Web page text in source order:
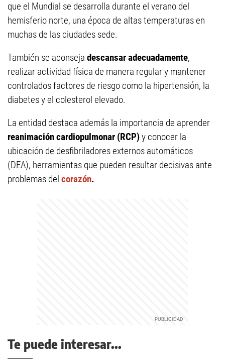
que el Mundial se desarrolla durante el verano del
hemisferio norte, una época de altas temperaturas en
muchas de las ciudades sede.
También se aconseja descansar adecuadamente,
realizar actividad física de manera regular y mantener
controlados factores de riesgo como la hipertensión, la
diabetes y el colesterol elevado.
La entidad destaca además la importancia de aprender
reanimación cardiopulmonar (RCP)y conocer la
ubicación de desfibriladores externos automáticos
(DEA), herramientas que pueden resultar decisivas ante
problemas del corazón.
Te puede interesar...